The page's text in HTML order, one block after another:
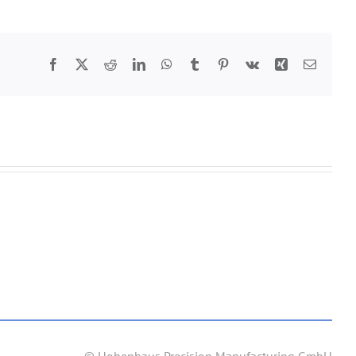
Facebook
TwitterRedditLinkedInWhatsApp
Tumblr Pinterest
Vk Xing E-